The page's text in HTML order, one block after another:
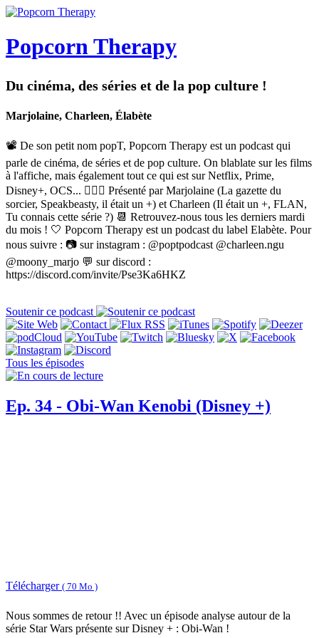
Popcorn Therapy
Du cinéma, des séries et de la pop culture !
Marjolaine, Charleen, Élabète
📽 De son petit nom popT, Popcorn Therapy est un podcast qui
parle de cinéma, de séries et de pop culture. On blablate sur les films
à l'affiche, mais également tout ce qui est sur Netflix, Prime,
Disney+, OCS... 🙋🏼‍♀️ Présenté par Marjolaine (La gazette du
sorcier, Speakbeasty, il était un +) et Charleen (Il était un +, FLAN,
Tu connais cette série ?) 📆 Retrouvez-nous tous les derniers mardi
du mois ! 🤍 Popcorn Therapy est un podcast du label Elabète. Pour
nous suivre : 📷 sur instagram : @poptpodcast @charleen.ngu
@moony_marjo 💬 sur discord :
https://discord.com/invite/Pse3Ka6HKZ
Soutenir ce podcast
Tous les épisodes
Ep. 34 - Obi-Wan Kenobi (Disney +)
Télécharger ( 70 Mo )
Nous sommes de retour !! Avec un épisode analyse autour de la
série Star Wars présente sur Disney + : Obi-Wan !